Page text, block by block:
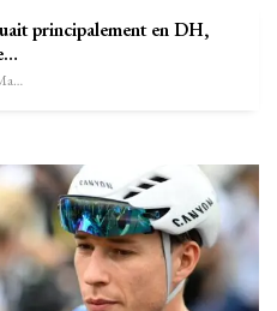
principalement en DH,
Sébastien-Étienne Marechal